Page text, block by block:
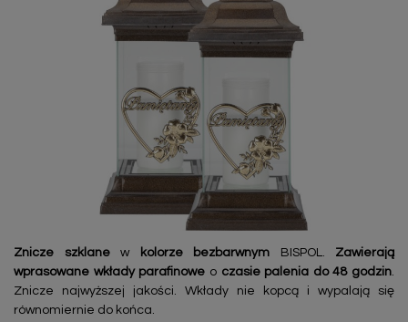
Znicze szklanew kolorze bezbarwnym BISPOL. Zawierają
wprasowane wkłady parafinowe o czasie palenia do 48 godzin.
Znicze najwyższej jakości. Wkłady nie kopcą i wypalają się
równomiernie do końca.